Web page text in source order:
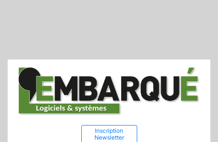
Inscription
Newsletter